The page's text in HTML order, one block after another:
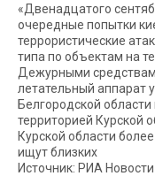
«Двенадцатого
очередные попытки
террористические
типа по объектам на
Дежурными
летательный аппарат
Белгородской
территорией Курской
Курской области
ищут близких
Источник: РИА Новости